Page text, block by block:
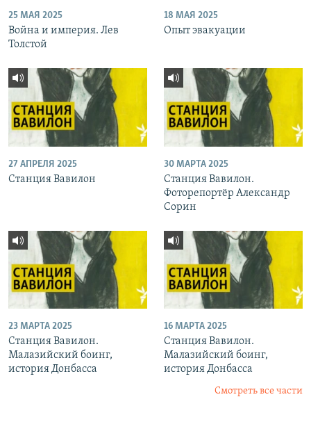
25 МАЯ 2025
Война и империя. Лев
Толстой
18 МАЯ 2025
Опыт эвакуации
27 АПРЕЛЯ 2025
Станция Вавилон
30 МАРТА 2025
Станция Вавилон.
Фоторепортёр Александр
Сорин
23 МАРТА 2025
Станция Вавилон.
Малазийский боинг,
история Донбасса
16 МАРТА 2025
Станция Вавилон.
Малазийский боинг,
история Донбасса
Смотреть все части